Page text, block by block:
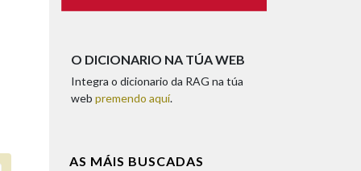
O DICIONARIO NA TÚA WEB
Integra o dicionario da RAG na túa
web premendo aquí.
AS MÁIS BUSCADAS